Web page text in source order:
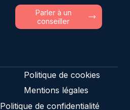
Parler à un
conseiller
Politique de cookies
Mentions légales
Politique de confidentialité